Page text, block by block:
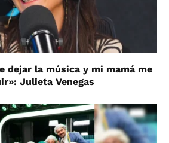
dejar la música y mi mamá me
Julieta Venegas